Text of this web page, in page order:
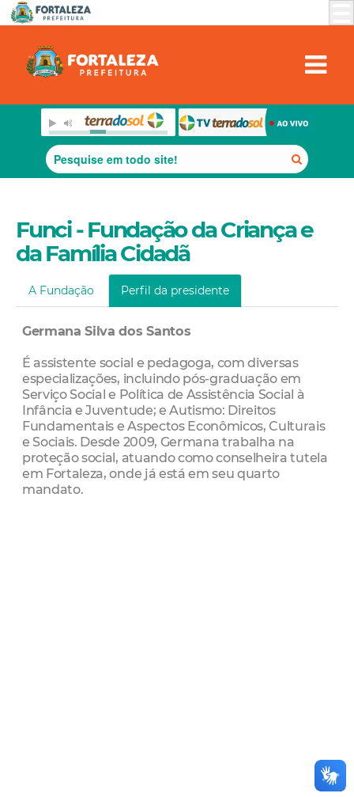
Funci - Fundação da Criança e
da Família Cidadã
A Fundação Perfil da presidente
Germana Silva dos Santos
É assistente social e pedagoga, com diversas
especializações, incluindo pós-graduação em
Serviço Social e Política de Assistência Social à
Infância e Juventude; e Autismo: Direitos
Fundamentais e Aspectos Econômicos, Culturais
e Sociais. Desde 2009, Germana trabalha na
proteção social, atuando como conselheira tutela
em Fortaleza, onde já está em seu quarto
mandato.